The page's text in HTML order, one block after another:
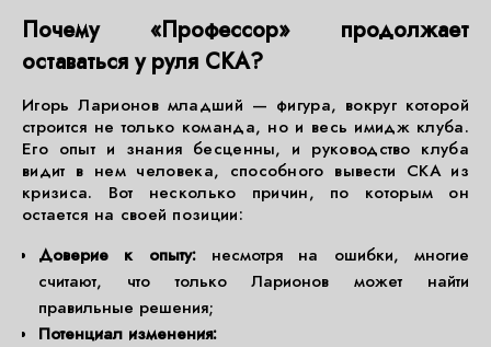
Почему «Профессор» продолжает
оставаться у руля СКА?
Игорь Ларионов младший — фигура, вокруг которой
строится не только команда, но и весь имидж клуба.
Его опыт и знания бесценны, и руководство клуба
видит в нем человека, способного вывести СКА из
кризиса. Вот несколько причин, по которым он
остается на своей позиции:
Доверие к опыту:несмотря на ошибки, многие
считают, что только Ларионов может найти
правильные решения;
Потенциал изменения: